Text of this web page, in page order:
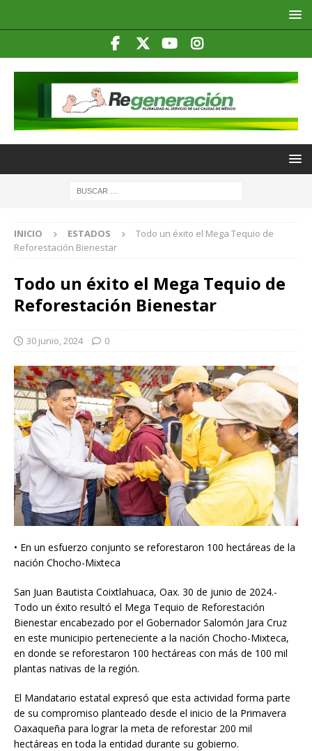
INICIO ESTADOS
Todo un éxito el Mega Tequio de
Reforestación Bienestar
Todo un éxito el Mega Tequio de
Reforestación Bienestar
30 junio, 2024 0
• En un esfuerzo conjunto se reforestaron 100 hectáreas de la
nación Chocho-Mixteca
San Juan Bautista Coixtlahuaca, Oax. 30 de junio de 2024.-
Todo un éxito resultó el Mega Tequio de Reforestación
Bienestar encabezado por el Gobernador Salomón Jara Cruz
en este municipio perteneciente a la nación Chocho-Mixteca,
en donde se reforestaron 100 hectáreas con más de 100 mil
plantas nativas de la región.
El Mandatario estatal expresó que esta actividad forma parte
de su compromiso planteado desde el inicio de la Primavera
Oaxaqueña para lograr la meta de reforestar 200 mil
hectáreas en toda la entidad durante su gobierno.